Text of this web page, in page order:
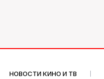
НОВОСТИ КИНО И ТВ